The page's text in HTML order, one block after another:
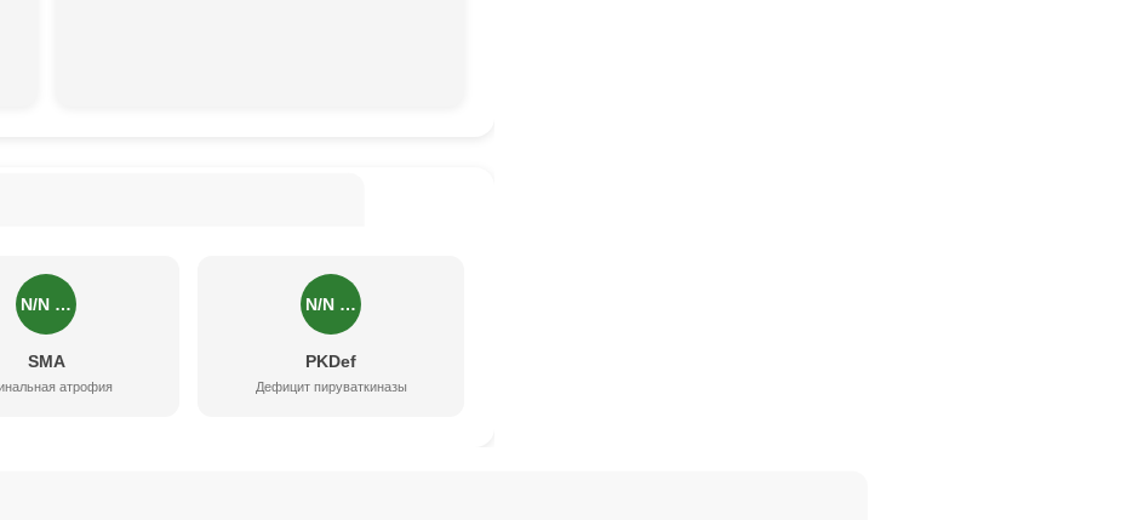
N/N …
SMA
атрофия
N/N …
PKDef
Дефицит пируваткиназы